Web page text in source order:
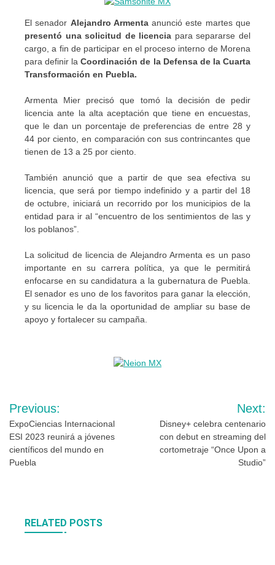
El senador Alejandro Armentaanunció este martes que
presentó una solicitud de licencia para separarse del
cargo, a fin de participar en el proceso interno de Morena
para definir laCoordinación de la Defensa de la Cuarta
Transformación en Puebla.
Armenta Mier precisó que tomó la decisión de pedir
licencia ante la alta aceptación que tiene en encuestas,
que le dan un porcentaje de preferencias de entre 28 y
44 por ciento, en comparación con sus contrincantes que
tienen de 13 a 25 por ciento.
También anunció que a partir de que sea efectiva su
licencia, que será por tiempo indefinido y a partir del 18
de octubre, iniciará un recorrido por los municipios de la
entidad para ir al “encuentro de los sentimientos de las y
los poblanos”.
La solicitud de licencia de Alejandro Armenta es un paso
importante en su carrera política, ya que le permitirá
enfocarse en su candidatura a la gubernatura de Puebla.
El senador es uno de los favoritos para ganar la elección,
y su licencia le da la oportunidad de ampliar su base de
apoyo y fortalecer su campaña.
Navegación
de
entradas
Previous:
ExpoCiencias Internacional
ESI 2023 reunirá a jóvenes
científicos del mundo en
Puebla
Next:
Disney+ celebra centenario
con debut en streaming del
cortometraje “Once Upon a
Studio”
RELATED POSTS